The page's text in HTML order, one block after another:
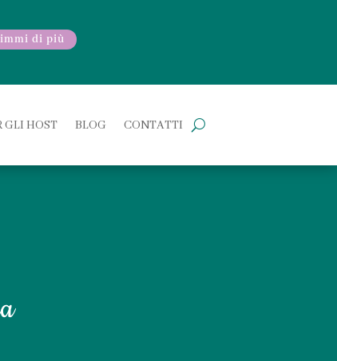
di più
GLI HOST BLOG CONTATTI